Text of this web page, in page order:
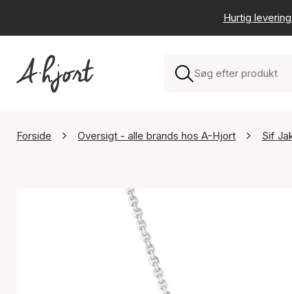
Hurtig
Forside Oversigt - alle brands hos A-Hjort Sif